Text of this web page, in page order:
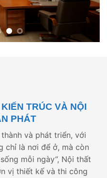
TRÚC VÀ NỘI
PHÁT
và phát triển, với
chỉ là nơi để ở, mà còn
mỗi ngày”, Nội thất
vị thiết kế và thi công